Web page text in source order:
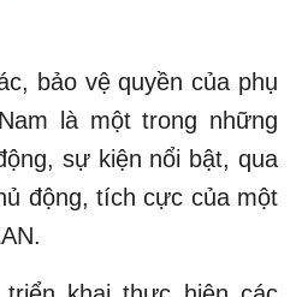
bảo vệ quyền của phụ
là một trong những
sự kiện nổi bật, qua
động, tích cực của một